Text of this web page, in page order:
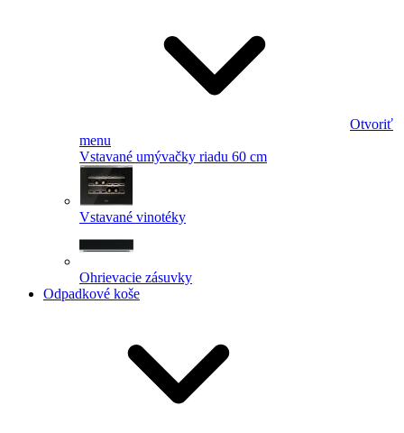
Otvoriť
menu
Vstavané umývačky riadu 60 cm
Vstavané vinotéky
Ohrievacie zásuvky
Odpadkové koše